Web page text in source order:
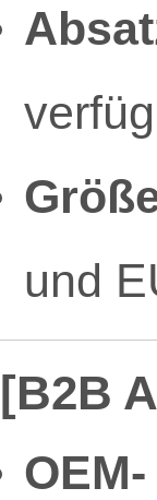
und
[B2B